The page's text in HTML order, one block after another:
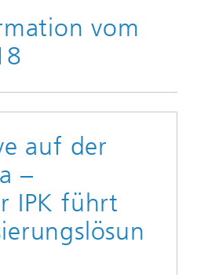
vom
auf der
–
IPK führt